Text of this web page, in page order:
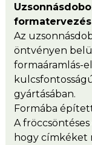
formatervezés
Az
öntvényen
formaáramlás-
gyártásában.
Formába
A
hogy címkéket